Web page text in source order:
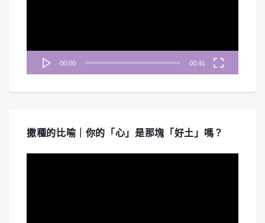
00:00 00:41
撒種的比喻｜你的「心」是那塊「好土」嗎？